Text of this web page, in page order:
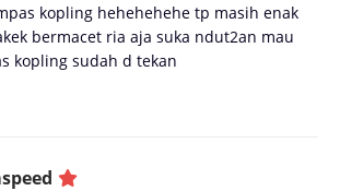
kopling hehehehehe tp masih enak
bermacet ria aja suka ndut2an mau
kopling sudah d tekan